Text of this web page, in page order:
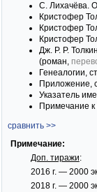
С. Лихачёва.
Кристофер
Кристофер
Кристофер
Дж. Р. Р.
(роман,
Генеалогии,
Приложение,
Указатель
Примечание к
сравнить >>
Примечание:
Доп. тиражи:
2016 г. — 2000
2018 г. — 2000